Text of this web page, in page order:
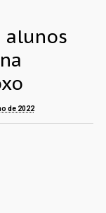
alunos
de 2022